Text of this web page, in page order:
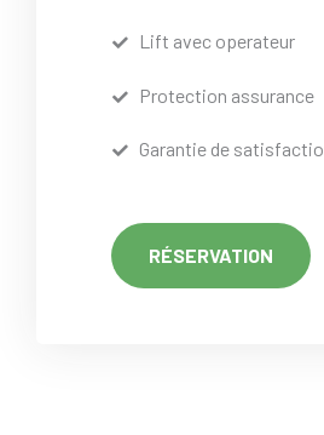
Lift avec operateur
Protection assurance
Garantie de
RÉSERVATION